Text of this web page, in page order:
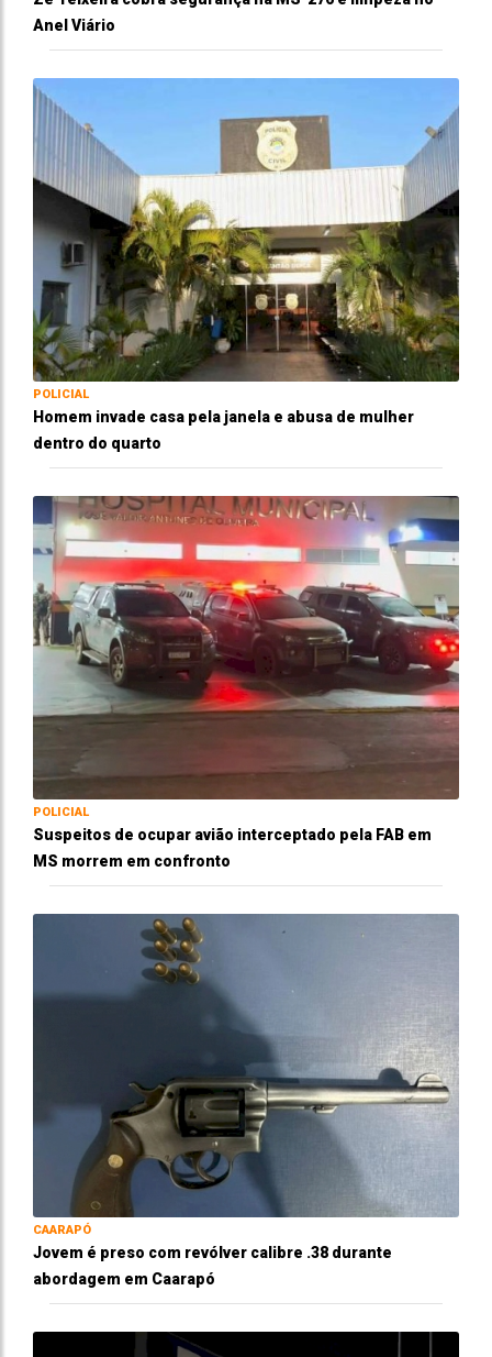
Anel Viário
POLICIAL
Homem invade casa pela janela e abusa de mulher
dentro do quarto
POLICIAL
Suspeitos de ocupar avião interceptado pela FAB em
MS morrem em confronto
CAARAPÓ
Jovem é preso com revólver calibre .38 durante
abordagem em Caarapó